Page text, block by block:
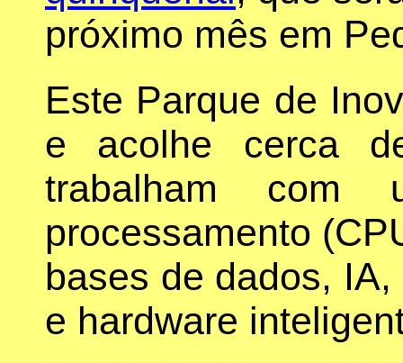
próximo mês em
Este Parque de
e acolhe cerca
trabalham com
processamento
bases de dados,
e hardware